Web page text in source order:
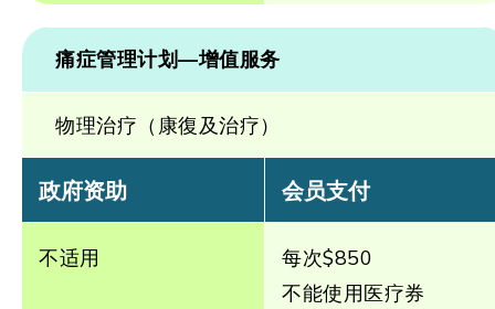
痛症管理计划—增值服务
物理治疗（康復及治疗）
政府资助
不适用
会员支付
每次$850
不能使用医疗券